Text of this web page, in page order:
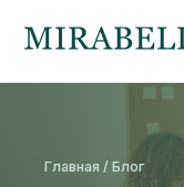
Главная / Блог